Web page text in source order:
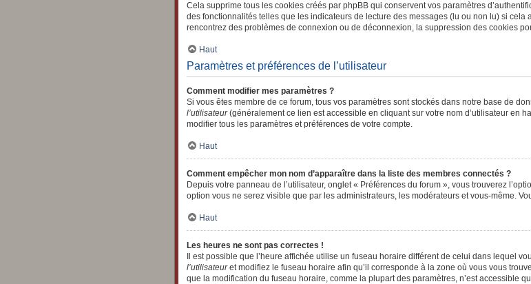
Cela supprime tous les cookies créés par phpBB qui conservent vos paramètres
des fonctionnalités telles que les indicateurs de lecture des messages (lu ou non lu) si cela
rencontrez des problèmes de connexion ou de déconnexion, la suppression des cookies
Haut
Paramètres et préférences de l’utilisateur
Comment modifier mes paramètres ?
Si vous êtes membre de ce forum, tous vos paramètres sont stockés dans notre base de
l’utilisateur(généralement ce lien est accessible en cliquant sur votre nom d’utilisateur en
modifier tous les paramètres et préférences de votre compte.
Haut
Comment empêcher mon nom d’apparaître dans la liste des membres connectés ?
Depuis votre panneau de l’utilisateur, onglet « Préférences du forum », vous trouverez
option vous ne serez visible que par les administrateurs, les modérateurs et vous-même.
Haut
Les heures ne sont pas correctes !
Il est possible que l’heure affichée utilise un fuseau horaire différent de celui dans lequel
l’utilisateuret modifiez le fuseau horaire afin qu’il corresponde à la zone où vous vous
que la modification du fuseau horaire, comme la plupart des paramètres, n’est accessible